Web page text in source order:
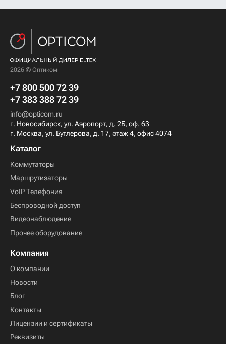
2026 © Оптиком
+7 800 500 72 39
+7 383 388 72 39
info@opticom.ru
г. Новосибирск, ул. Аэропорт, д. 2Б, оф. 63
г. Москва, ул. Бутлерова, д. 17, этаж 4, офис 4074
Каталог
Коммутаторы
Маршрутизаторы
VoIP Телефония
Беспроводной доступ
Видеонаблюдение
Прочее оборудование
Компания
О компании
Новости
Блог
Контакты
Лицензии и сертификаты
Реквизиты